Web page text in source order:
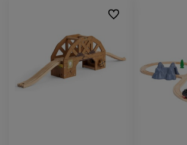
Do ulubionych